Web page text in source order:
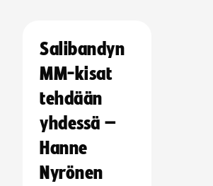
Salibandyn
MM-kisat
tehdään
yhdessä –
Hanne
Nyrönen